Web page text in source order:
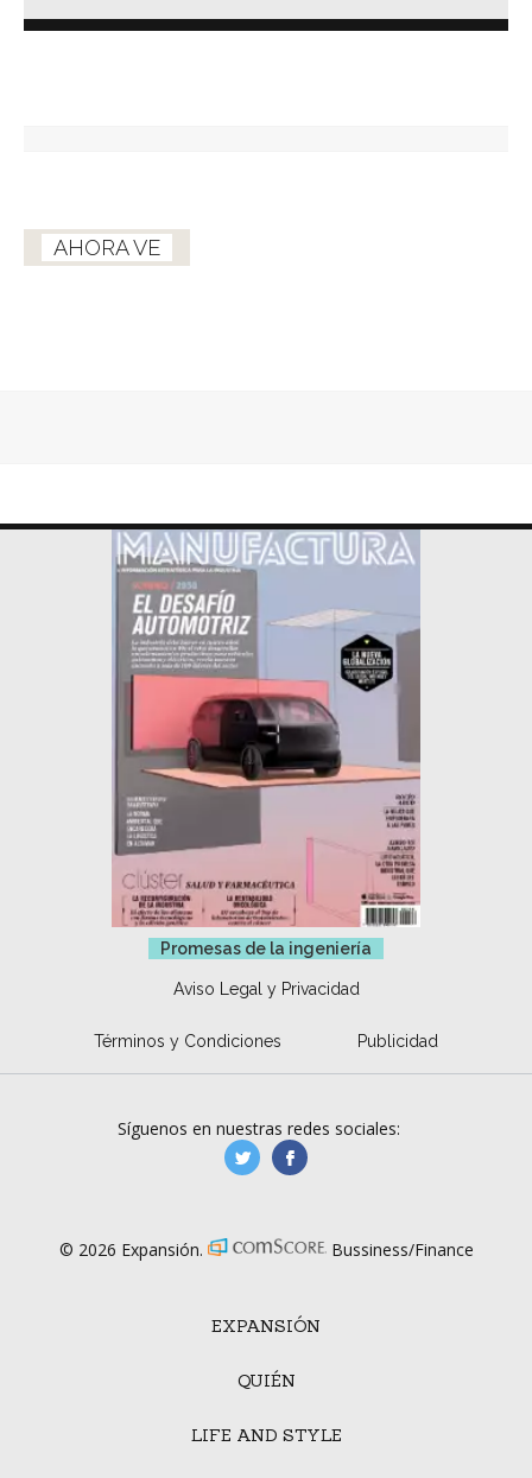
AHORA VE
Promesas de la ingeniería
Aviso Legal y Privacidad
Términos y Condiciones Publicidad
EXPANSIÓN
QUIÉN
LIFE AND STYLE
Síguenos en nuestras redes sociales:
manufacturaGE
© 2026 Expansión. Bussiness/Finance